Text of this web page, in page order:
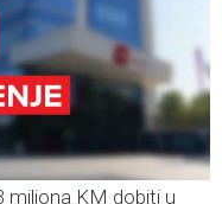
miliona KM dobiti u